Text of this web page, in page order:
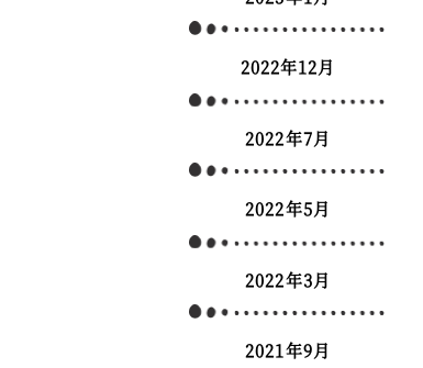
2022年12月
2022年7月
2022年5月
2022年3月
2021年9月